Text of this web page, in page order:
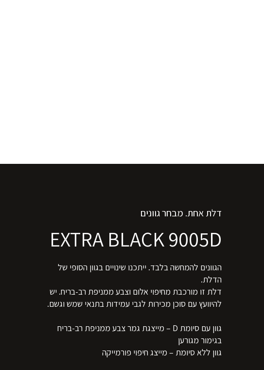
דלת אחת. מבחר גוונים
EXTRA BLACK 9005D
הגוונים להמחשה בלבד. ייתכנו שינויים בגוון הסופי של
הדלת.
דלת זו מורכבת מחיפוי אלום וצבע ממניפת רב-בריח. יש
להיוועץ עם סוכן מכירות לגבי עמידות בתנאי שמש וגשם.
גוון עם סיומת D – מייצגת גמר צבע ממניפת רב-בריח
בגימור מגורען
גוון ללא סיומת – מייצג חיפוי פורמייקה